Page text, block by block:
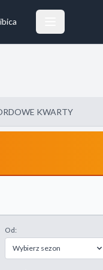
KWARTY
Od:
Wybierz sezon